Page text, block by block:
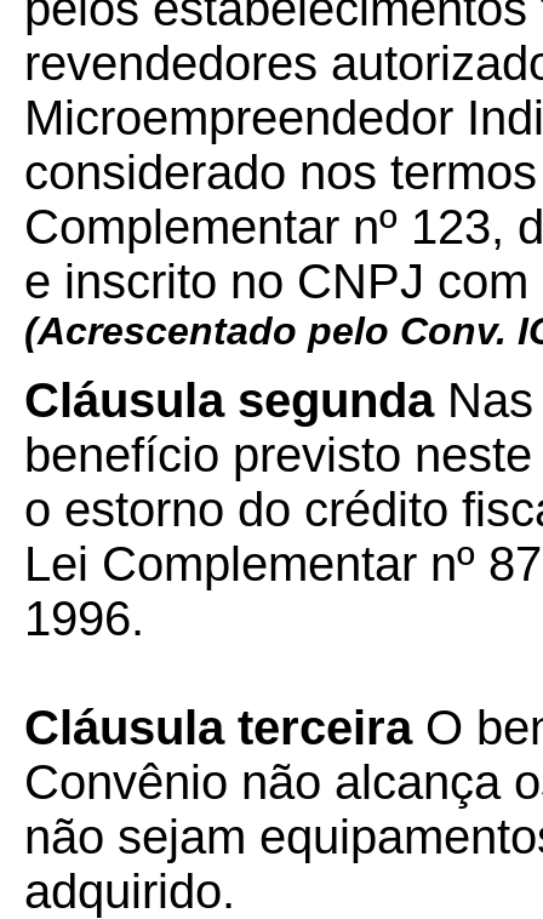
revendedores
Microempreendedor
considerado nos
Complementar nº 123,
e inscrito no CNPJ
(Acrescentado pelo Conv.
Cláusula segunda
benefício previsto
o estorno do crédito
Lei Complementar nº
1996.
Cláusula terceira O
Convênio não alcança
não sejam
adquirido.